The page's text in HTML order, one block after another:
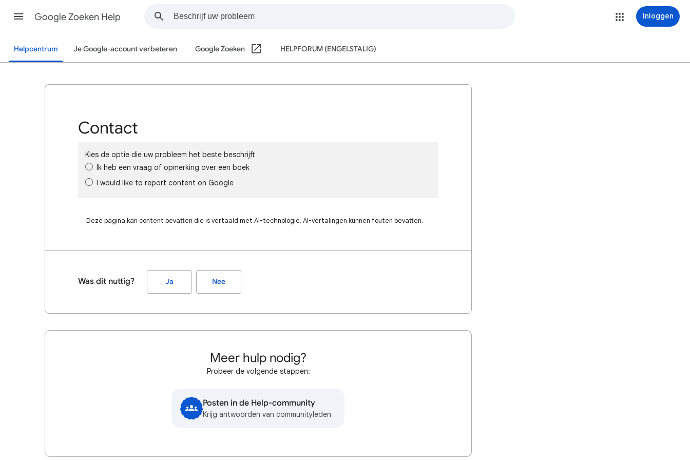
Google Zoeken Help Inloggen
Helpcentrum Je Google-account verbeteren Google Zoeken HELPFORUM (ENGELSTALIG)
Contact
Kies de optie die uw probleem het beste beschrijft
Ik heb een vraag of opmerking over een boek
I would like to report content on Google
Deze pagina kan content bevatten die is vertaald met AI-technologie. AI-vertalingen kunnen fouten bevatten.
Was dit nuttig? Ja Nee
Meer hulp nodig?
Probeer de volgende stappen:
Posten in de Help-community
Krijg antwoorden van communityleden